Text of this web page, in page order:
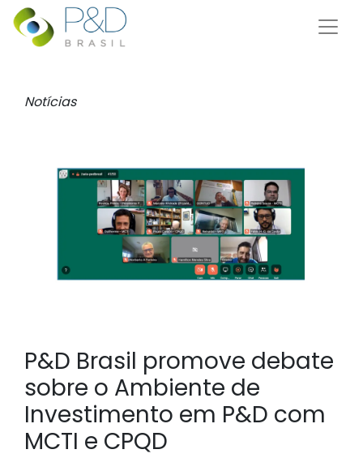
Notícias
P&D Brasil promove debate
sobre o Ambiente de
Investimento em P&D com
MCTI e CPQD